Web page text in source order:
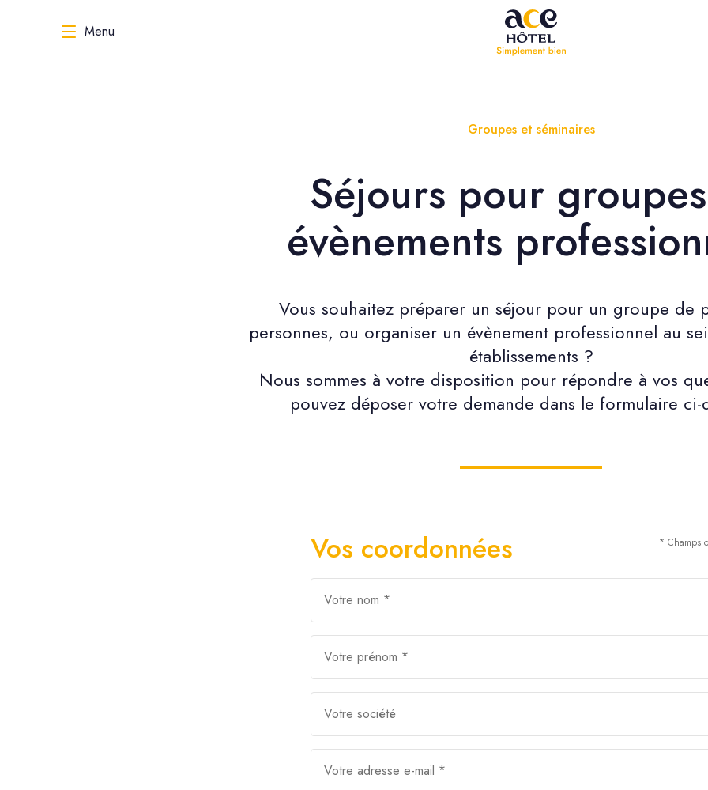
Menu
Groupes et séminaires
Séjours pour
évènements
Vous souhaitez préparer un séjour pour un groupe de
personnes, ou organiser un évènement professionnel au
établissements ?
Nous sommes à votre disposition pour répondre à vos
pouvez déposer votre demande dans le formulaire ci-
Vos coordonnées * Champs
Votre nom *
Votre prénom *
Votre société
Votre adresse e-mail *